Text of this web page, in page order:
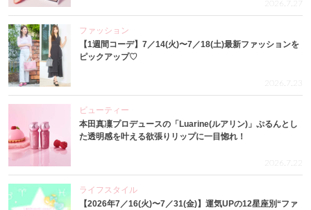
2026.7.27
ファッション
【1週間コーデ】7／14(火)〜7／18(土)最新ファッションを
ピックアップ♡
2026.7.23
ビューティー
本田真凜プロデュースの「Luarine(ルアリン)」ぷるんとし
た透明感を叶える欲張りリップに一目惚れ！
2026.7.22
ライフスタイル
【2026年7／16(火)〜7／31(金)】運気UPの12星座別“ファ